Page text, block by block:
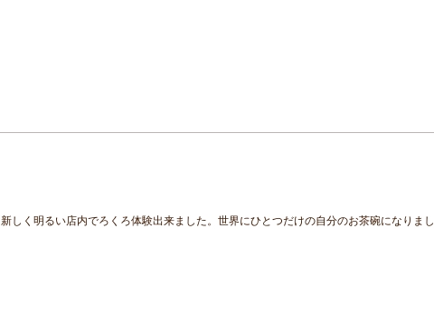
しく明るい店内でろくろ体験出来ました。世界にひとつだけの自分のお茶碗になりまし